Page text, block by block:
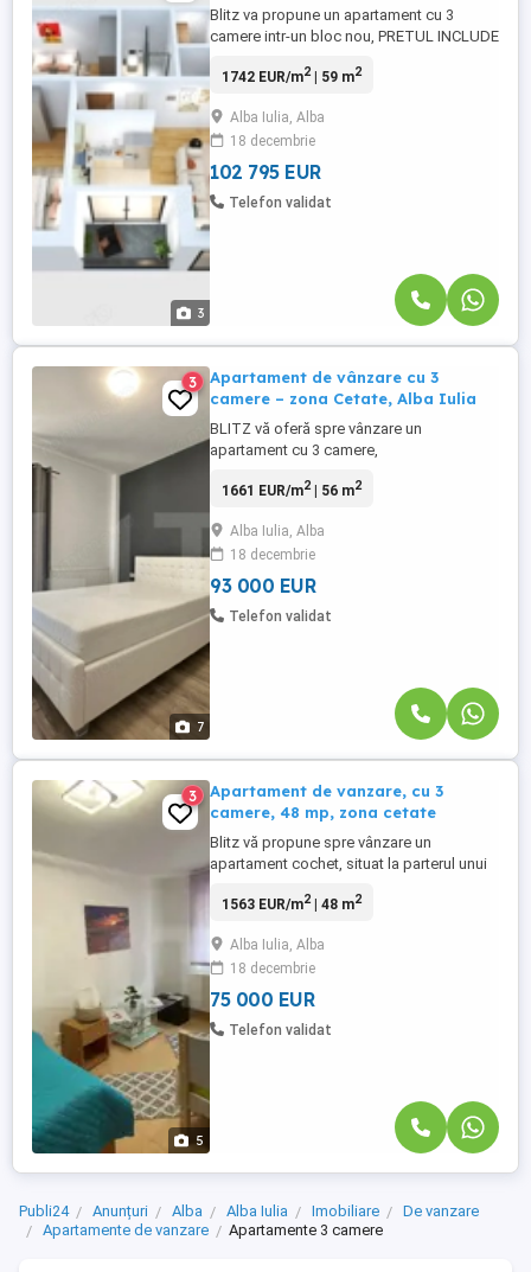
3
Blitz va propune un apartament cu 3
camere intr-un bloc nou, PRETUL INCLUDE
constructia de locuinte colective de joasa
de Cetate, dar fara haos urbanistic ✅
Cartier fara blocuri inalte – comunitate
selecta ✅ Acces controlat in ...
1742 EUR/m2| 59 m2
Alba Iulia, Alba
18 decembrie
102 795 EUR
Telefon validat
7
3
Apartament de vânzare cu 3
camere – zona Cetate, Alba Iulia
BLITZ vă oferă spre vânzare un
apartament cu 3 camere,
situat într-o zonă foarte bună a orașului
Carolina și de numeroase facilități
precum: magazine, mijloace de transport
în comun și școli. Apartamentul este
1661 EUR/m2| 56 m2
Alba Iulia, Alba
18 decembrie
93 000 EUR
Telefon validat
5
3
Apartament de vanzare, cu 3
camere, 48 mp, zona cetate
Blitz vă propune spre vânzare un
apartament cochet, situat la parterul unui
căutate și bine cotate zone ale orașului.
apartament este compartimentat
inteligent în 3 camere, oferind un spațiu
funcțional și confortabil, ideal ...
1563 EUR/m2| 48 m2
Alba Iulia, Alba
18 decembrie
75 000 EUR
Telefon validat
Publi24 Anunțuri Alba Alba Iulia Imobiliare
De vanzare
Apartamente de vanzare
Apartamente 3 camere